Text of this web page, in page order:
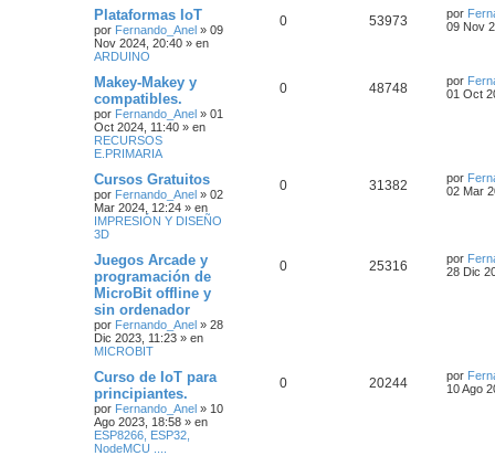
Plataformas IoT
por Fernando_Anel » 09
Nov 2024, 20:40 » en
ARDUINO
0 53973 por
09 Nov
Makey-Makey y
compatibles.
por Fernando_Anel » 01
Oct 2024, 11:40 » en
RECURSOS
E.PRIMARIA
0 48748 por
01 Oct
Cursos Gratuitos
por Fernando_Anel » 02
Mar 2024, 12:24 » en
IMPRESIÓN Y DISEÑO
3D
0 31382 por
02 Mar
Juegos Arcade y
programación de
MicroBit offline y
sin ordenador
por Fernando_Anel » 28
Dic 2023, 11:23 » en
MICROBIT
0 25316 por
28 Dic
Curso de IoT para
principiantes.
por Fernando_Anel » 10
Ago 2023, 18:58 » en
ESP8266, ESP32,
NodeMCU ....
0 20244 por
10 Ago